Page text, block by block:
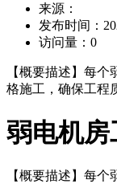
来源：
发布时间：
访问量： 0
【概要描述】 每个
格施工，确保工程
弱电机
【概要描述】 每个